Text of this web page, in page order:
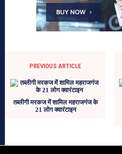
PREVIOUS ARTICLE
तब्लीगी मरकज में शामिल महराजगंज के
21 लोग क्वारंटाइन